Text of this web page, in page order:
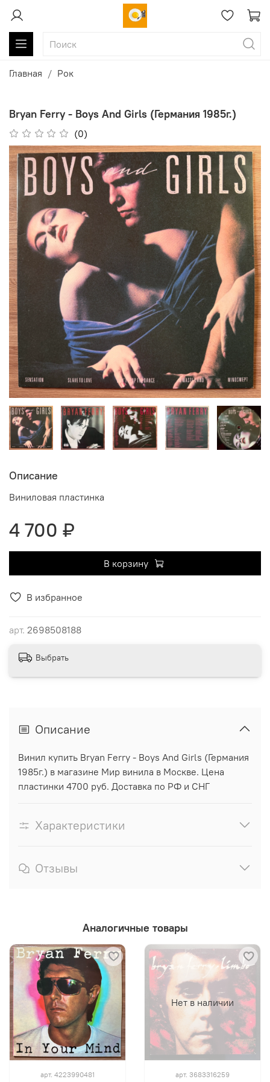
Главная Рок
Bryan Ferry - Boys And Girls (Германия 1985г.)
(0)
В избранное
арт. 2698508188
Описание
Виниловая пластинка
4 700 ₽
В корзину
Выбрать
Описание
Винил купить Bryan Ferry - Boys And Girls (Германия
1985г.) в магазине Мир винила в Москве. Цена
пластинки 4700 руб. Доставка по РФ и СНГ
Характеристики
Отзывы
Аналогичные товары
арт. 4223990481
Нет в наличии
арт. 3683316259